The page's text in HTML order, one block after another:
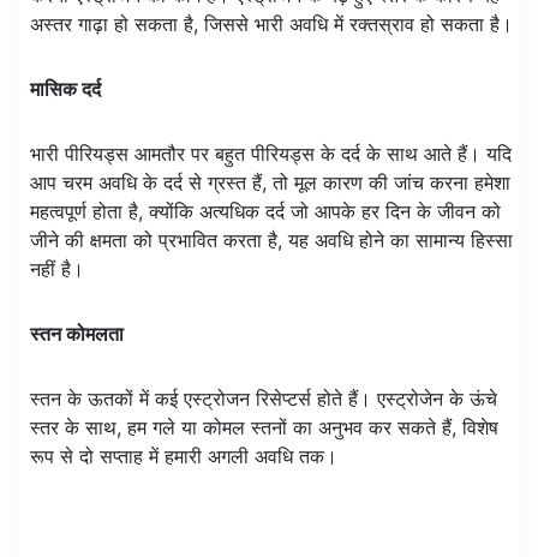
अस्तर गाढ़ा हो सकता है, जिससे भारी अवधि में रक्तस्राव हो सकता है।
मासिक दर्द
भारी पीरियड्स आमतौर पर बहुत पीरियड्स के दर्द के साथ आते हैं। यदि
आप चरम अवधि के दर्द से ग्रस्त हैं, तो मूल कारण की जांच करना हमेशा
महत्वपूर्ण होता है, क्योंकि अत्यधिक दर्द जो आपके हर दिन के जीवन को
जीने की क्षमता को प्रभावित करता है, यह अवधि होने का सामान्य हिस्सा
नहीं है।
स्तन कोमलता
स्तन के ऊतकों में कई एस्ट्रोजन रिसेप्टर्स होते हैं। एस्ट्रोजेन के ऊंचे
स्तर के साथ, हम गले या कोमल स्तनों का अनुभव कर सकते हैं, विशेष
रूप से दो सप्ताह में हमारी अगली अवधि तक।